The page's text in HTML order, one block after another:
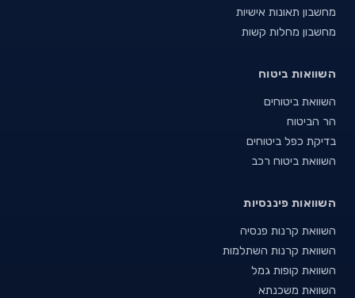
מחשבון תאונות אישיות
מחשבון מחלות קשות
השוואות ביטוח
השוואת ביטוחים
הר הביטוח
בדיקת כפל ביטוחים
השוואת ביטוח רכב
השוואות פיננסיות
השוואת קרנות פנסיה
השוואת קרנות השתלמות
השוואת קופות גמל
השוואת משכנתא